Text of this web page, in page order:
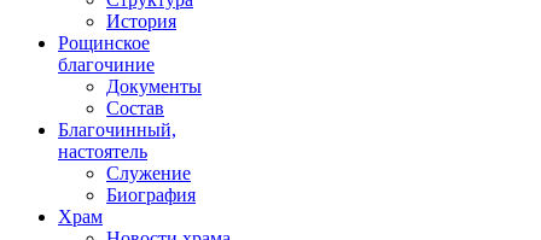
История
Рощинское
благочиние
Документы
Состав
Благочинный,
настоятель
Служение
Биография
Храм